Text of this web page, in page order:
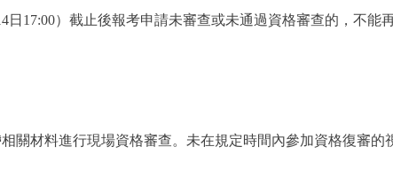
日17:00）截止後報考申請未審查或未通過資格審查的，不能
材料進行現場資格審查。未在規定時間內參加資格復審的